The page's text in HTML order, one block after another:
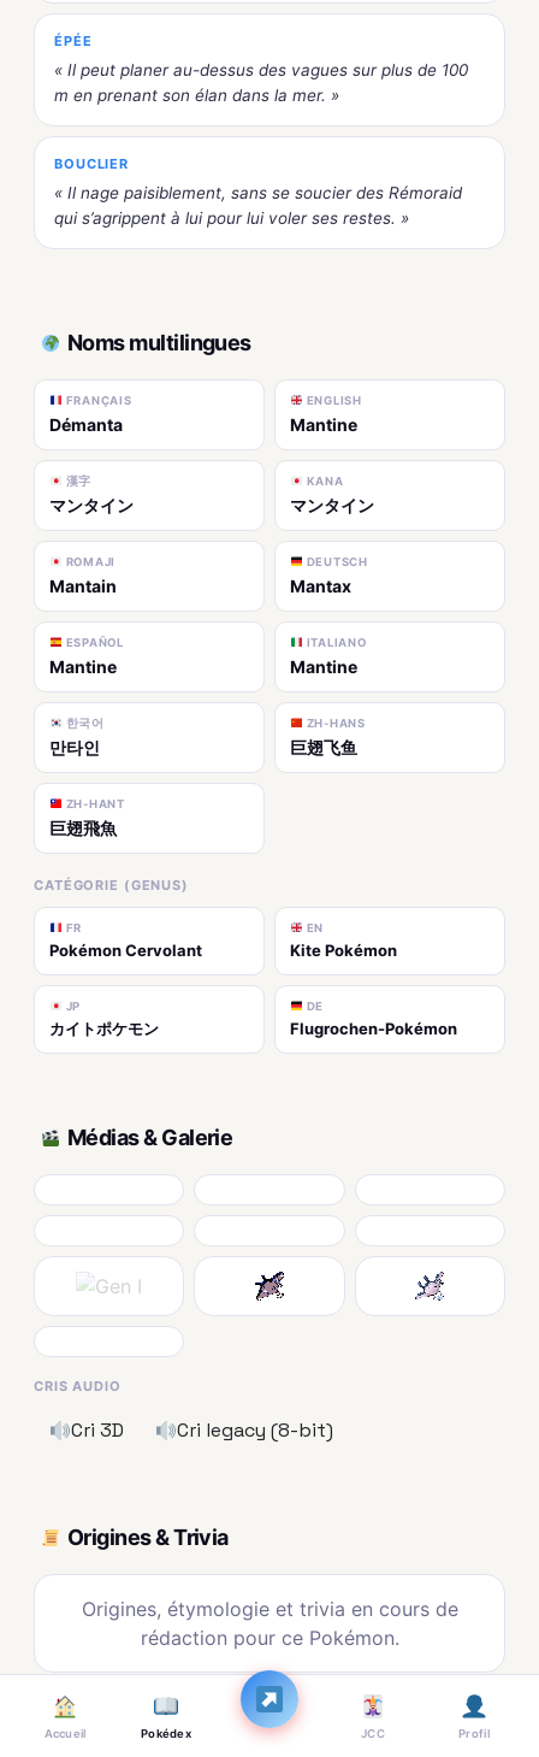
ÉPÉE
« Il peut planer au-dessus des vagues sur plus de 100
m en prenant son élan dans la mer. »
BOUCLIER
« Il nage paisiblement, sans se soucier des Rémoraid
qui s’agrippent à lui pour lui voler ses restes. »
Noms multilingues
FRANÇAIS
Démanta
ENGLISH
Mantine
漢字
マンタイン
KANA
マンタイン
ROMAJI
Mantain
DEUTSCH
Mantax
ESPAÑOL
Mantine
ITALIANO
Mantine
한국어
만타인
ZH-HANS
巨翅飞鱼
ZH-HANT
巨翅飛魚
CATÉGORIE (GENUS)
FR
Pokémon Cervolant
EN
Kite Pokémon
JP
カイトポケモン
DE
Flugrochen-Pokémon
Médias & Galerie
CRIS AUDIO
Cri 3D Cri legacy (8-bit)
Origines & Trivia
Origines, étymologie et trivia en cours de
rédaction pour ce Pokémon.
Accueil Pokédex JCC Profil